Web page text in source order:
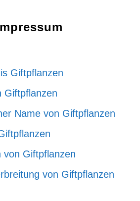
Giftpflanzen
Giftpflanzen
Name von Giftpflanzen
von Giftpflanzen
von Giftpflanzen